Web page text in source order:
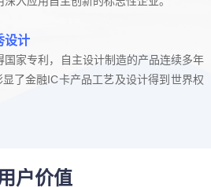
设计
国家专利，自主设计制造的产品连续多年
显了金融IC卡产品工艺及设计得到世界权
户价值